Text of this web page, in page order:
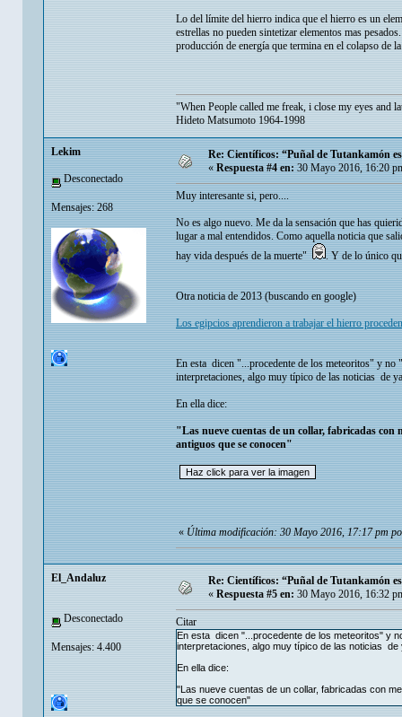
Lo del límite del hierro indica que el hierro es un
estrellas no pueden sintetizar elementos mas
producción de energía que termina en el colapso de
"When People called me freak, i close my eyes and
Hideto Matsumoto 1964-1998
Lekim
Desconectado
Mensajes: 268
Re: Científicos: “Puñal de Tutankamón
«Respuesta #4 en:30 Mayo 2016, 16:20
Muy interesante si, pero....
No es algo nuevo. Me da la sensación que has
lugar a mal entendidos. Como aquella noticia que
hay vida después de la muerte"
. Y de lo único
Otra noticia de 2013 (buscando en google)
Los egipcios aprendieron a trabajar el hierro
En esta dicen "...procedente de los meteoritos" y no
interpretaciones, algo muy típico de las noticias de
En ella dice:
"Las nueve cuentas de un collar, fabricadas con
antiguos que se conocen"
«Última modificación: 30 Mayo 2016, 17:17 pm
El_Andaluz
Desconectado
Mensajes: 4.400
Re: Científicos: “Puñal de Tutankamón
« Respuesta #5 en: 30 Mayo 2016, 16:32
Citar
En esta dicen "...procedente de los meteoritos" y
interpretaciones, algo muy típico de las noticias de
En ella dice:
"Las nueve cuentas de un collar, fabricadas con
que se conocen"